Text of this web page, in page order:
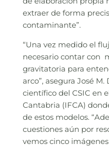
extraer de forma
contaminante”.
“Una vez medido el
necesario contar con
gravitatoria para
arco”, asegura José
científico del CSIC en
Cantabria (IFCA)
de estos modelos.
cuestiones aún por
vemos cinco